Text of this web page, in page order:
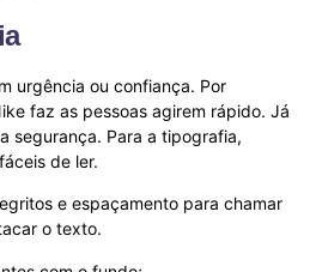
a
urgência ou confiança. Por
faz as pessoas agirem rápido. Já
segurança. Para a tipografia,
de ler.
e espaçamento para chamar
o texto.